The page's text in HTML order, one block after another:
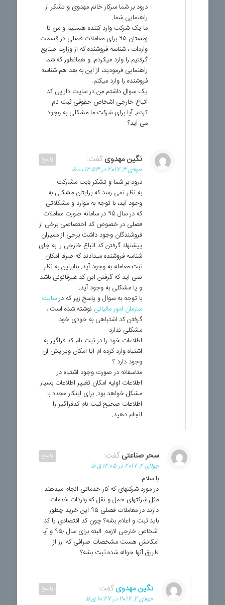
درود بر شما سرکار خانم مهدوی و تشکر از
راهنمایی شما.
ما یک شرکت وارد کننده هستیم و من تا
زمستان ۹۵ برای معاملات فصلی در قسمت
واردات ، شناسه فروشنده که از وزارت صنایع
گرفتیم را وارد میکردم. و همانطور که شما
راهنمایی فرمودید، از این به بعد هم شناسه
فروشنده را وارد میکنم.
یک سوال داشتم من در سایت دارایی کد
اتباع خارجی اشخاص حقوقی ثبت نام
کردم. آیا برای شرکت ما مشکلی به وجود
می آید؟
نگین مهدوی گفت:
جولای 3, 2017 در 12:53 ب.ظ
درود بر شما و تشکر بابت مشارکت
به نظر نمی رسد که برایتان مشکلی به
وجود آید، با توجه به موارد و مشکلاتی
که در سال ۹۵ در سامانه صورت معاملات
فصلی در خصوص کد اختصاصی برخی از
فروشندگان وجود داشت برخی از ممیزان
پیشنهاد گرفتن کد اتباع خارجی را به جای
شناسه فروشنده میدادند که صرفا امکان
ثبت معامله به وجود آید. بنابراین به نظر
نمی آید که گرفتن این کد غیرقانونی باشد
و یا مشکلی به وجود آید.
با توجه به سوال و پاسخ زیر که درسایت
سازمان امور مالیاتی نوشته شده است ،
گرفتن کد اشتباهی به خودی خود
مشکلی ندارد.
اطلاعات خود را در ثبت نام کد فراگیر به
اشتباه وارد کرده ام آیا امکان ویرایش آن
وجود دارد ؟
متاسفانه در صورت وجود اشتباه در
اطلاعات اولیه امکان تغییر اطلاعات بسیار
مشکل خواهد بود. برای اینکار مجدد با
اطلاعات صحیح ثبت نام کدفراگیر را
انجام دهید.
پاسخ
سحر صناعتی گفت:
جولای 2, 2017 در 12:05 ق.ظ
با سلام
در مورد شرکتهای که کار خدماتی انجام میدهند
مثل شرکتهای حمل و نقل که واردات خدمات
دارند در معاملات فصلی ۹۵ این خرید چطور
باید ثبت و اعلام بشه؟ چون کد اقتصادی یا کد
اشخاص خارجی لازمه. البته برای سال ۹۵٫ و آیا
امکانش هست مشخصات صرافی که ارز از
طریق آنها حواله شده ثبت بشه؟
پاسخ
نگین مهدوی گفت:
جولای 2, 2017 در 10:27 ق.ظ
پاسخ